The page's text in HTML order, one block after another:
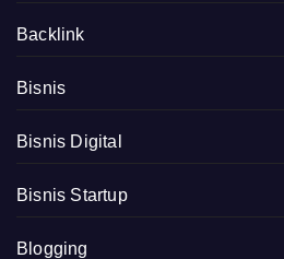
Backlink
Bisnis
Bisnis Digital
Bisnis Startup
Blogging